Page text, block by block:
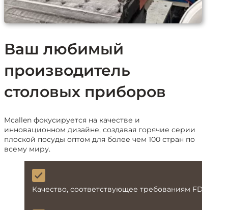
Ваш любимый
производитель
столовых приборов
Mcallen фокусируется на качестве и
инновационном дизайне, создавая горячие серии
плоской посуды оптом для более чем 100 стран по
всему миру.
Качество, соответствующее требованиям FDA и